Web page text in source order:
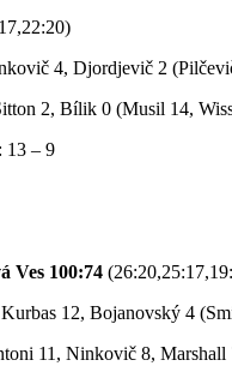
4, Djordjevič 2
2, Bílik 0 (Musil 14,
13 – 9
Ves 100:74
12, Bojanovský 4
11, Ninkovič 8,